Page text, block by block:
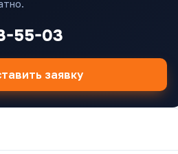
55-03
заявку